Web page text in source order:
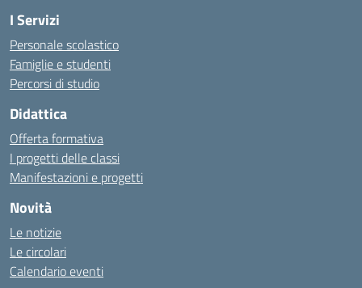
I Servizi
Personale scolastico
Famiglie e studenti
Percorsi di studio
Didattica
Offerta formativa
I progetti delle classi
Manifestazioni e progetti
Novità
Le notizie
Le circolari
Calendario eventi